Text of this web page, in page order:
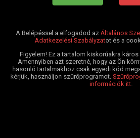
A Belépéssel a elfogadod az Általános
Adatkezelési Szabályzatot és a
Figyelem! Ez a tartalom kiskorúakra
Amennyiben azt szeretné, hogy az Ön
hasonló tartalmakhoz csak egyedi kód
kérjük, használjon szűrőprogramot.
információk itt.